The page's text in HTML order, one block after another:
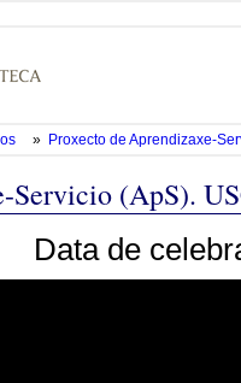
» Proxecto de Aprendizaxe-
Servicio (ApS).
Data de